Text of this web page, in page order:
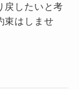
戻したいと考
束はしませ